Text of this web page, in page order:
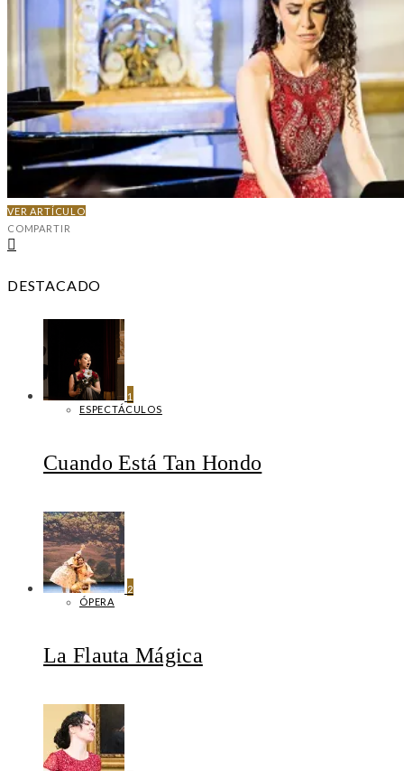
VER ARTÍCULO
COMPARTIR
DESTACADO
1
ESPECTÁCULOS
Cuando Está Tan Hondo
2
ÓPERA
La Flauta Mágica